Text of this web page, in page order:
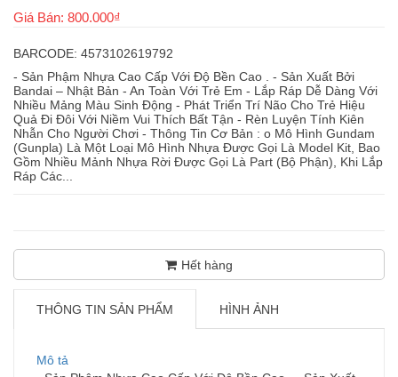
Giá Bán: 800.000₫
BARCODE: 4573102619792
- Sản Phậm Nhựa Cao Cấp Với Độ Bền Cao . - Sản Xuất Bởi
Bandai – Nhật Bản - An Toàn Với Trẻ Em - Lắp Ráp Dễ Dàng Với
Nhiều Mảng Màu Sinh Động - Phát Triển Trí Não Cho Trẻ Hiệu
Quả Đi Đôi Với Niềm Vui Thích Bất Tận - Rèn Luyện Tính Kiên
Nhẫn Cho Người Chơi - Thông Tin Cơ Bản : o Mô Hình Gundam
(Gunpla) Là Một Loại Mô Hình Nhựa Được Gọi Là Model Kit, Bao
Gồm Nhiều Mảnh Nhựa Rời Được Gọi Là Part (Bộ Phận), Khi Lắp
Ráp Các...
Hết hàng
THÔNG TIN SẢN PHẨM HÌNH ẢNH
Mô tả